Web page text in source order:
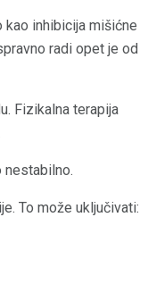
inhibicija mišićne
radi opet je od
Fizikalna terapija
nestabilno.
To može uključivati: